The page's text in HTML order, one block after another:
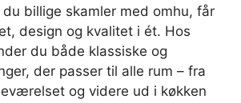
billige skamler med omhu, får
design og kvalitet i ét. Hos
du både klassiske og
der passer til alle rum – fra
og videre ud i køkken